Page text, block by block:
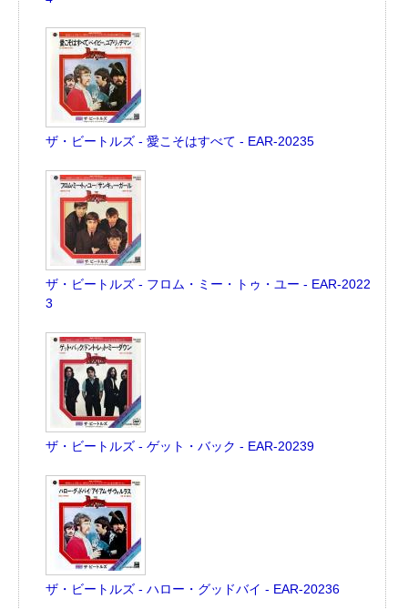
ザ・ビートルズ - 愛こそはすべて - EAR-20235
ザ・ビートルズ - フロム・ミー・トゥ・ユー - EAR-2022
3
ザ・ビートルズ - ゲット・バック - EAR-20239
ザ・ビートルズ - ハロー・グッドバイ - EAR-20236